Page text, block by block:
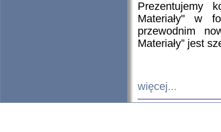
Prezentujemy
Materiały" w
przewodnim
Materiały” jest
więcej...